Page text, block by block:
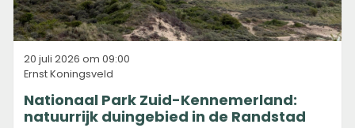
20 juli 2026 om 09:00
Ernst Koningsveld
Nationaal Park Zuid-Kennemerland:
natuurrijk duingebied in de Randstad